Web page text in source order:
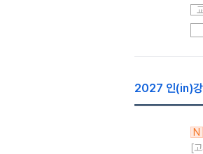
2027 인(in)
N
[